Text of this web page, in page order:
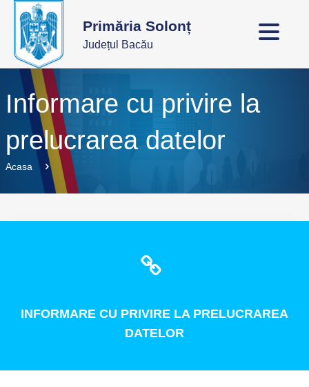
Primăria Solonț
Județul Bacău
Informare cu privire la
prelucrarea datelor
Acasa
INFORMARE CU PRIVIRE LA PRELUCRAREA
DATELOR